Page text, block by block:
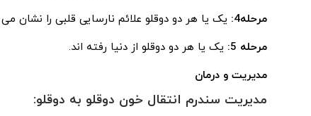
مرحله4:
یک یا هر دو دوقلو علائم نارسایی قلبی را نشان
مرحله 5:
یک یا هر دو دوقلو از دنیا رفته اند.
مدیریت و درمان
مدیریت سندرم انتقال خون دوقلو به دوقلو: